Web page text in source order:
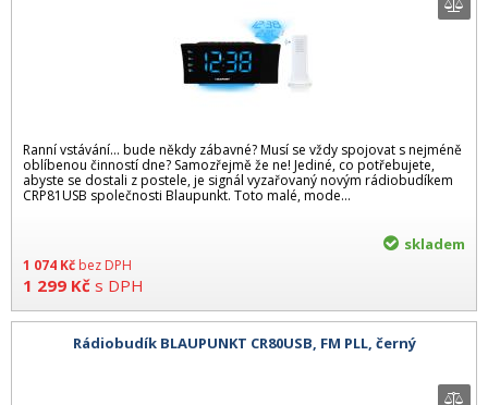
Ranní vstávání... bude někdy zábavné? Musí se vždy spojovat s nejméně
oblíbenou činností dne? Samozřejmě že ne! Jediné, co potřebujete,
abyste se dostali z postele, je signál vyzařovaný novým rádiobudíkem
CRP81USB společnosti Blaupunkt. Toto malé, mode...
1 074 Kč bez DPH
1 299 Kč s DPH
skladem
Rádiobudík BLAUPUNKT CR80USB, FM PLL, černý